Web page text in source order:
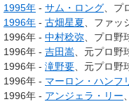
1995年 - サム・ロング 、
1996年 - 古畑星夏 、ファ
1996年 - 中村稔弥 、プロ野
1996年 - 吉田嵩 、元プロ野
1996年 - 滝野要 、元プロ野
1996年 - マーロン・ハンフ
1996年 - アンジェラ・リー